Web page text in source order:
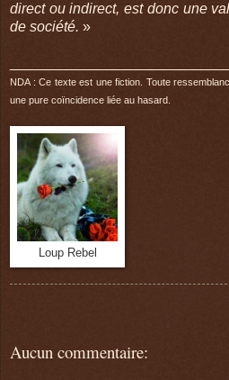
direct ou indirect, est donc une
de société. »
NDA : Ce texte est une fiction. Toute
une pure coïncidence liée au hasard.
Loup Rebel
Aucun commentaire: